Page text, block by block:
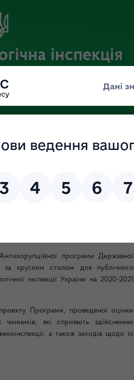
інспекція
інспекції України
програми
програми Державної
за круглим столом для публічного
інспекції України на 2020-2021
Програми, проведеної оцінки
чинників, які сприяють здійсненню
а також заходів щодо їх